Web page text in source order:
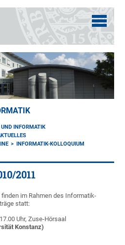
UND INFORMATIK
INFORMATIK-KOLLOQUIUM
2011
im Rahmen des Informatik-
statt:
Uhr, Zuse-Hörsaal
Konstanz)